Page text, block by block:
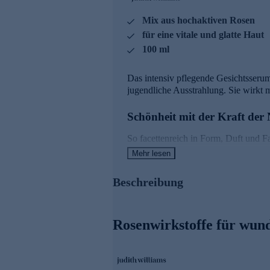
Mix aus hochaktiven Rosen
für eine vitale und glatte Haut
100 ml
Das intensiv pflegende
jugendliche Ausstrahlung. Sie wirkt
Schönheit mit der Kraft der
So facettenreich in Form, Duft und
Wirkstoffen, eingearbeitet in
Teil zur perfekt gepflegten Haut bei.
Wertvolle Wirkstoffe für
nachhaltig gewonnen wird.
Mehr lesen
Beschreibung
Rosenwirkstoffe für